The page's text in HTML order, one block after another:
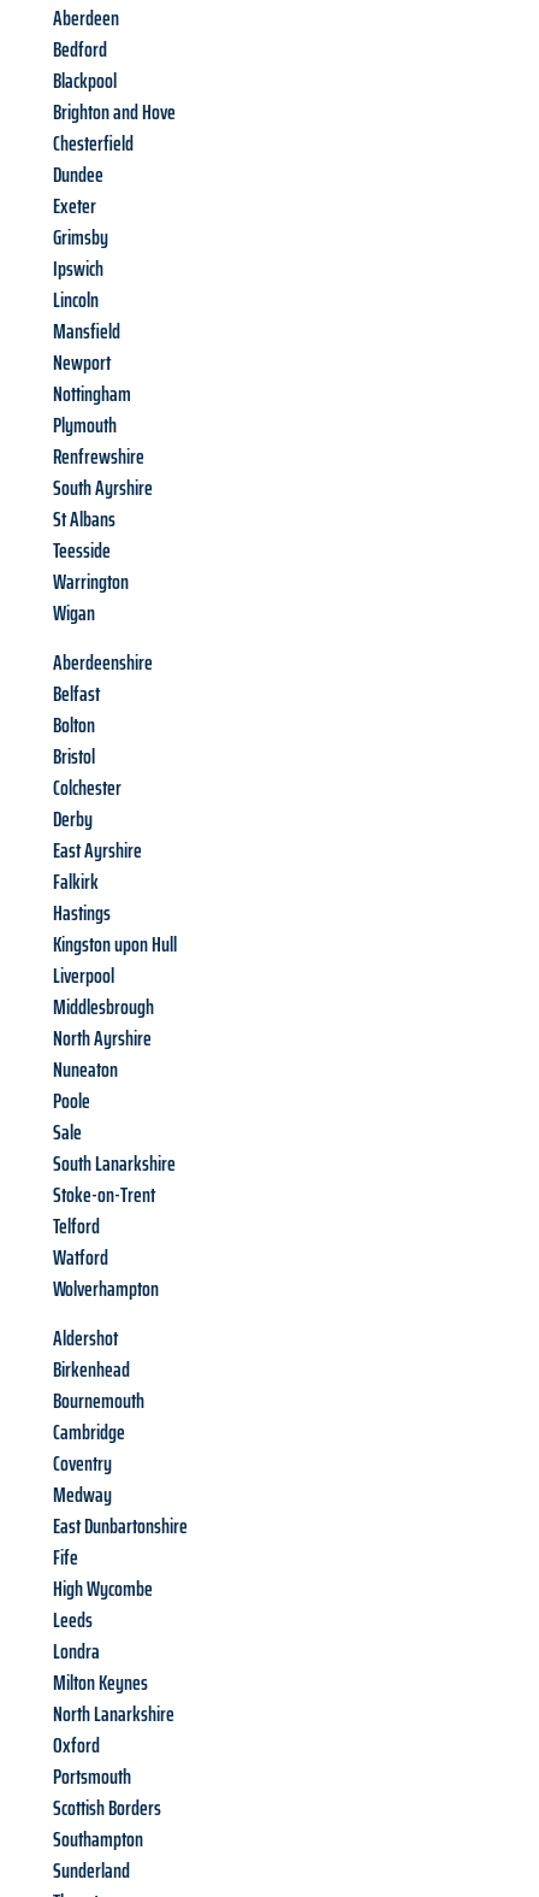
Aberdeen
Bedford
Blackpool
Brighton and Hove
Chesterfield
Dundee
Exeter
Grimsby
Ipswich
Lincoln
Mansfield
Newport
Nottingham
Plymouth
Renfrewshire
South Ayrshire
St Albans
Teesside
Warrington
Wigan
Aberdeenshire
Belfast
Bolton
Bristol
Colchester
Derby
East Ayrshire
Falkirk
Hastings
Kingston upon Hull
Liverpool
Middlesbrough
North Ayrshire
Nuneaton
Poole
Sale
South Lanarkshire
Stoke-on-Trent
Telford
Watford
Wolverhampton
Aldershot
Birkenhead
Bournemouth
Cambridge
Coventry
Medway
East Dunbartonshire
Fife
High Wycombe
Leeds
Londra
Milton Keynes
North Lanarkshire
Oxford
Portsmouth
Scottish Borders
Southampton
Sunderland